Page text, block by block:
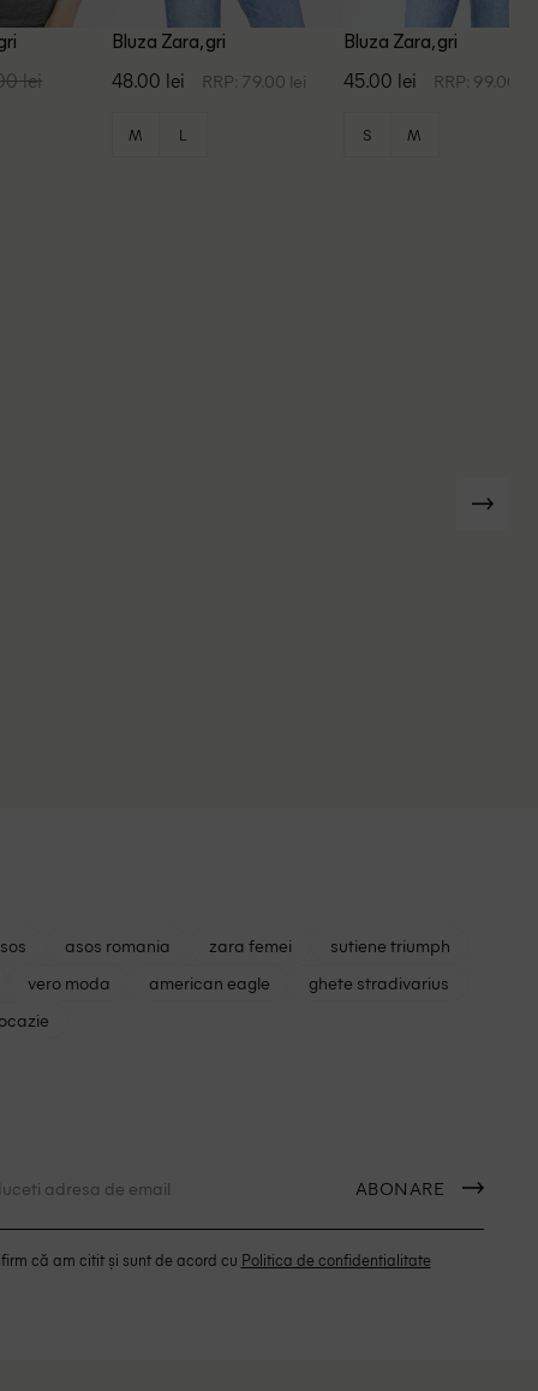
lei
Bluza Zara, gri
48.00 lei RRP: 79.00 lei
M L
Bluza Zara, gri
45.00 lei RRP: 99.00 lei
S M
asos romania zara femei
sutiene triumph
vero moda american eagle
ghete stradivarius
ABONARE
că am citit și sunt de acord cu Politica de confidentialitate